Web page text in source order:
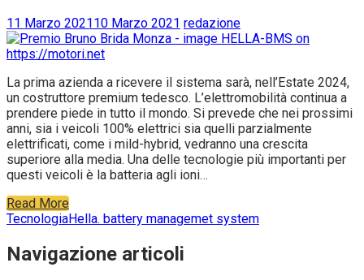
11 Marzo 202110 Marzo 2021 redazione
La prima azienda a ricevere il sistema sarà, nell’Estate 2024,
un costruttore premium tedesco. L’elettromobilità continua a
prendere piede in tutto il mondo. Si prevede che nei prossimi
anni, sia i veicoli 100% elettrici sia quelli parzialmente
elettrificati, come i mild-hybrid, vedranno una crescita
superiore alla media. Una delle tecnologie più importanti per
questi veicoli è la batteria agli ioni…
Read More
TecnologiaHella. battery managemet system
Navigazione articoli